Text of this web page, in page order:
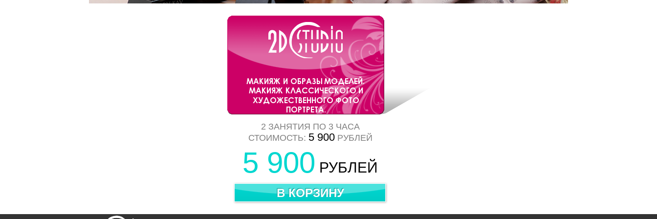
2 ЗАНЯТИЯ ПО 3 ЧАСА
СТОИМОСТЬ: 5 900РУБЛЕЙ
5 900 РУБЛЕЙ